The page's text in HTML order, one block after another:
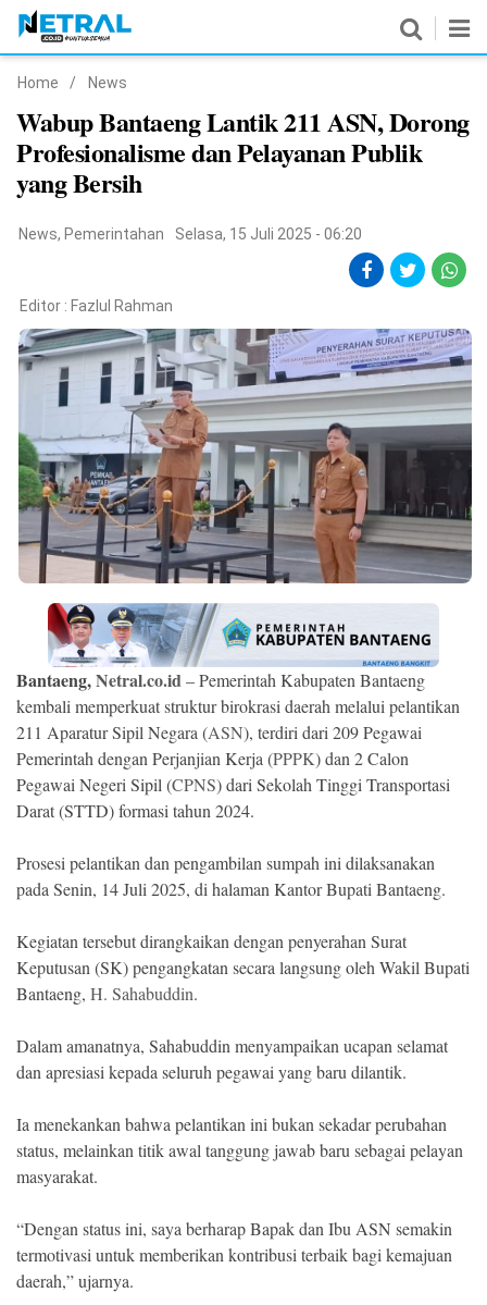
Nasional
Pemerintahan
Politik
Hukrim
Pendidikan
Peristiwa
Olahraga
Ekonomi
Memori
©
NETRAL
.
All
Home / News
Wabup Bantaeng Lantik 211 ASN, Dorong
Profesionalisme dan Pelayanan Publik
yang Bersih
News, Pemerintahan Selasa, 15 Juli 2025 - 06:20
Editor : Fazlul Rahman
Bantaeng,Netral.co.id– Pemerintah Kabupaten Bantaeng
kembali memperkuat struktur birokrasi daerah melalui pelantikan
211 Aparatur Sipil Negara (ASN), terdiri dari 209 Pegawai
Pemerintah dengan Perjanjian Kerja (PPPK) dan 2 Calon
Pegawai Negeri Sipil (CPNS) dari Sekolah Tinggi Transportasi
Darat (STTD) formasi tahun 2024.
Prosesi pelantikan dan pengambilan sumpah ini dilaksanakan
pada Senin, 14 Juli 2025, di halaman Kantor Bupati Bantaeng.
Kegiatan tersebut dirangkaikan dengan penyerahan Surat
Keputusan (SK) pengangkatan secara langsung oleh Wakil Bupati
Bantaeng, H. Sahabuddin.
Dalam amanatnya, Sahabuddin menyampaikan ucapan selamat
dan apresiasi kepada seluruh pegawai yang baru dilantik.
Ia menekankan bahwa pelantikan ini bukan sekadar perubahan
status, melainkan titik awal tanggung jawab baru sebagai pelayan
masyarakat.
“Dengan status ini, saya berharap Bapak dan Ibu ASN semakin
termotivasi untuk memberikan kontribusi terbaik bagi kemajuan
daerah,” ujarnya.